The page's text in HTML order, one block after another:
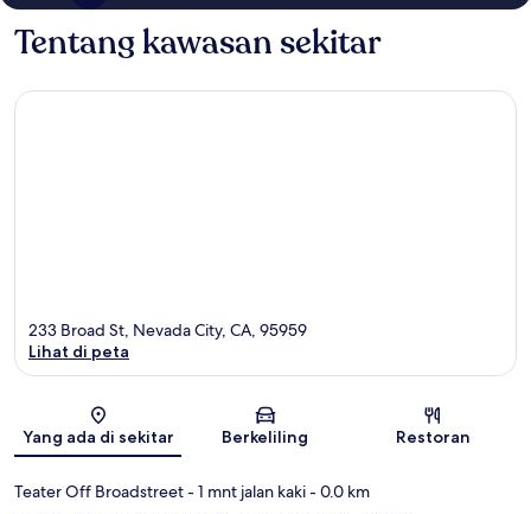
Tentang kawasan sekitar
Peta
233 Broad St, Nevada City, CA, 95959
Lihat di peta
Yang ada di sekitar Berkeliling Restoran
Teater Off Broadstreet- 1 mnt jalan kaki- 0.0 km